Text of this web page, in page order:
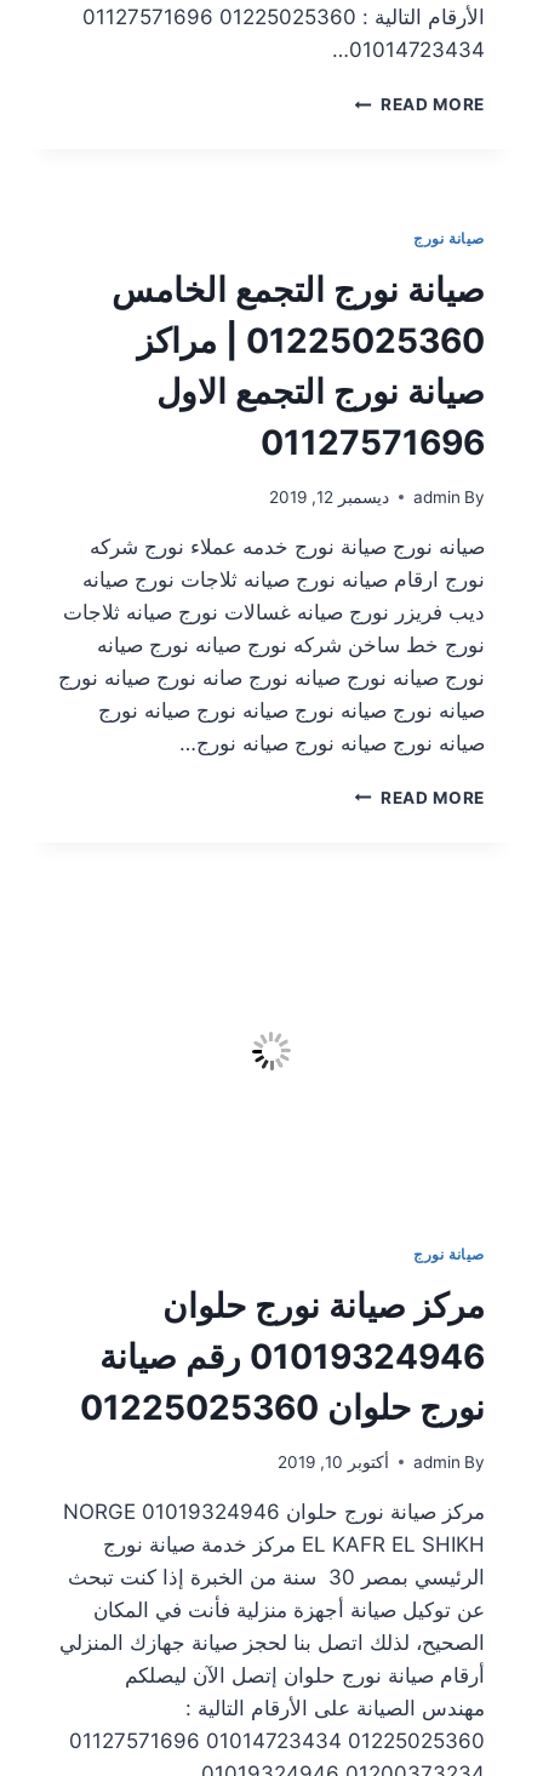
الأرقام التالية : 01225025360 01127571696
01014723434…
READ MORE
صيانة نورج
صيانة نورج التجمع الخامس
01225025360 | مراكز
صيانة نورج التجمع الاول
01127571696
By
admin ديسمبر 12, 2019
صيانه نورج صيانة نورج خدمه عملاء نورج شركه
نورج ارقام صيانه نورج صيانه ثلاجات نورج صيانه
ديب فريزر نورج صيانه غسالات نورج صيانه ثلاجات
نورج خط ساخن شركه نورج صيانه نورج صيانه
نورج صيانه نورج صيانه نورج صانه نورج صيانه نورج
صيانه نورج صيانه نورج صيانه نورج صيانه نورج
صيانه نورج صيانه نورج صيانه نورج…
READ MORE
صيانة نورج
مركز صيانة نورج حلوان
01019324946 رقم صيانة
نورج حلوان 01225025360
By
admin أكتوبر 10, 2019
مركز صيانة نورج حلوان 01019324946 NORGE
EL KAFR EL SHIKH مركز خدمة صيانة نورج
الرئيسي بمصر 30 سنة من الخبرة إذا كنت تبحث
عن توكيل صيانة أجهزة منزلية فأنت في المكان
الصحيح، لذلك اتصل بنا لحجز صيانة جهازك المنزلي
أرقام صيانة نورج حلوان إتصل الآن ليصلكم
مهندس الصيانة على الأرقام التالية :
01225025360 01014723434 01127571696